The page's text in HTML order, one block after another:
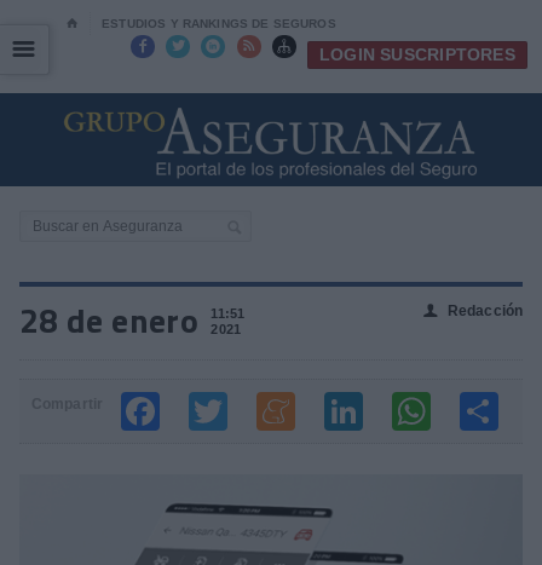
⌂ ESTUDIOS Y RANKINGS DE SEGUROS
     LOGIN SUSCRIPTORES
☰
☰
28 de enero
11:51
2021
👤 Redacción